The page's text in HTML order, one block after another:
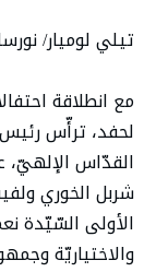
تيلي لوميار/
مع انطلاقة
لحفد، ترأّس رئيس
القدّاس الإلهيّ،
شربل الخوري
الأولى السّيّدة
والاختياريّة